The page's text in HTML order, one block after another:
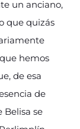
un anciano,
que quizás
hemos
de esa
de
Belisa se